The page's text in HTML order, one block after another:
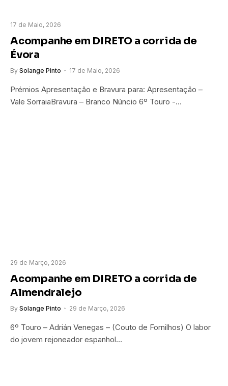
17 de Maio, 2026
Acompanhe em DIRETO a corrida de
Évora
By Solange Pinto 17 de Maio, 2026
Prémios Apresentação e Bravura para: Apresentação –
Vale SorraiaBravura – Branco Núncio 6º Touro -…
29 de Março, 2026
Acompanhe em DIRETO a corrida de
Almendralejo
By Solange Pinto 29 de Março, 2026
6º Touro – Adrián Venegas – (Couto de Fornilhos) O labor
do jovem rejoneador espanhol…